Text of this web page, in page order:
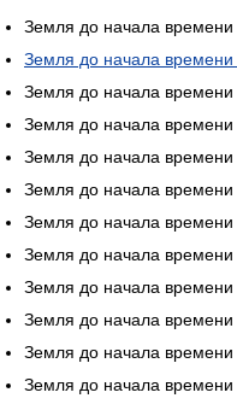
Земля до начала
Земля до начала
Земля до начала
Земля до начала времени
Земля до начала
Земля до начала
Земля до начала времени
Земля до начала
Земля до начала
Земля до начала
Земля до начала
Земля до начала